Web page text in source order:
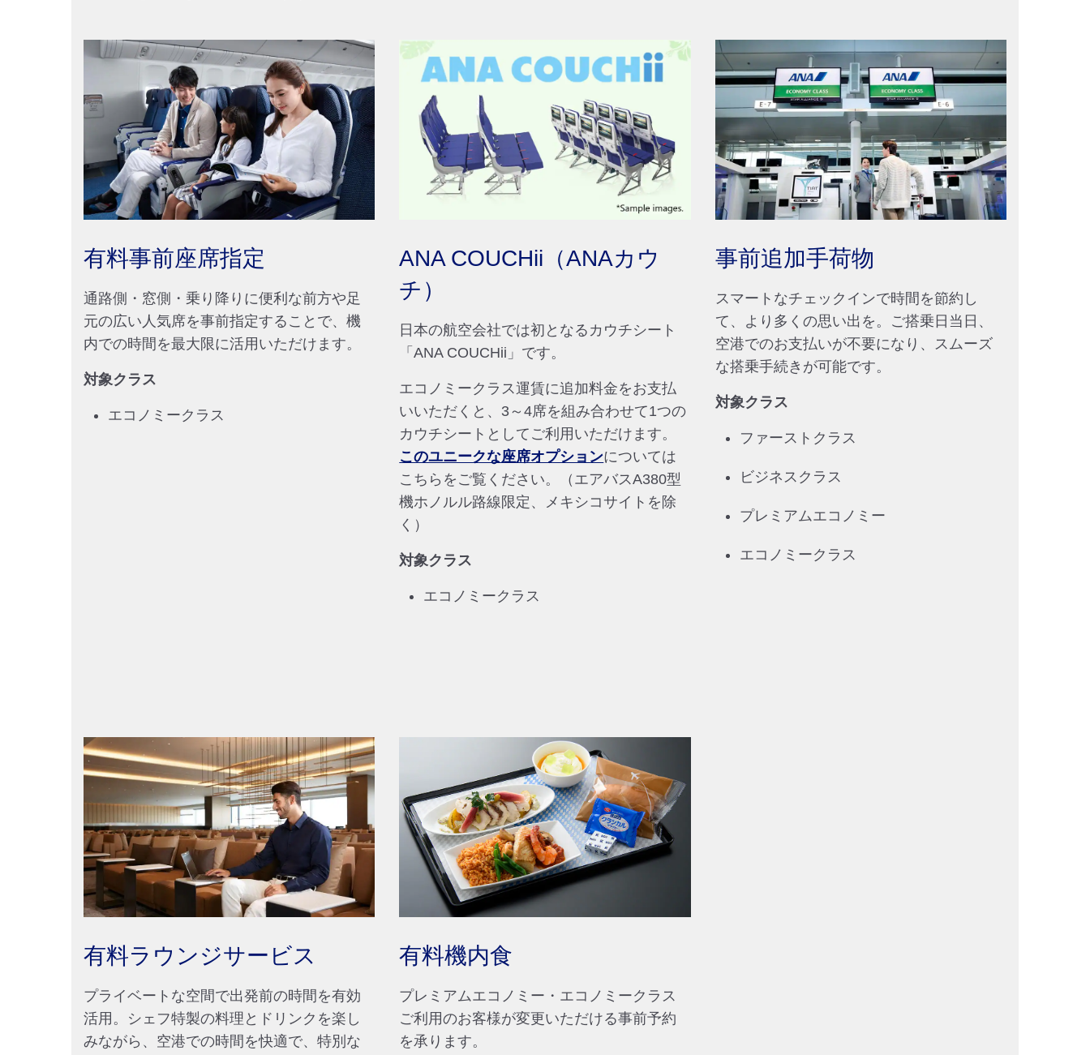
有料事前座席指定
通路側・窓側・乗り降りに便利な前方や足
元の広い人気席を事前指定することで、機
内での時間を最大限に活用いただけます。
対象クラス
エコノミークラス
ANA COUCHii（ANAカウ
チ）
日本の航空会社では初となるカウチシート
「ANA COUCHii」です。
エコノミークラス運賃に追加料金をお支払
いいただくと、3～4席を組み合わせて1つの
カウチシートとしてご利用いただけます。
このユニークな座席オプションについては
こちらをご覧ください。（エアバスA380型
機ホノルル路線限定、メキシコサイトを除
く）
対象クラス
エコノミークラス
事前追加手荷物
スマートなチェックインで時間を節約し
て、より多くの思い出を。ご搭乗日当日、
空港でのお支払いが不要になり、スムーズ
な搭乗手続きが可能です。
対象クラス
ファーストクラス
ビジネスクラス
プレミアムエコノミー
エコノミークラス
有料ラウンジサービス
プライベートな空間で出発前の時間を有効
活用。シェフ特製の料理とドリンクを楽し
みながら、空港での時間を快適で、特別な
有料機内食
プレミアムエコノミー・エコノミークラス
ご利用のお客様が変更いただける事前予約
を承ります。